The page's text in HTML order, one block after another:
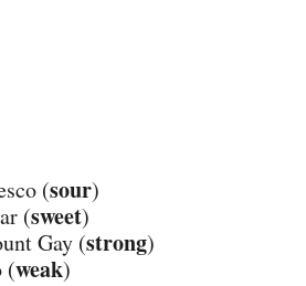
(sour)
(sweet)
Gay (strong)
(weak)